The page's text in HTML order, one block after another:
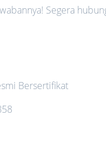
Segera
Bersertifikat